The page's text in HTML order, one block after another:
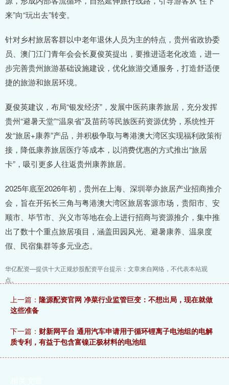
来”向“玩出去”转变。
针对乡村旅居客群以中老年退休人员为主的特点，贵州省政协委
员、澳门江门青年会会长夏俊英提出，要推进适老化改造，进一
步完善贵州旅游基础设施建设，优化旅游交通服务，打造舒适便
捷的旅游和旅居环境。
夏俊英建议，布局“银发经济”，发展中医药康养旅居，充分发挥
贵州“避暑天堂”“温泉省”及苗药等民族医药资源优势，系统性开
发“旅居+康养”产品，并积极争取与粤港澳大湾区实现福利政策衔
接，降低康养旅居医疗等成本，以消费优惠的方式推出“旅居
卡”，吸引更多人往返贵州康养旅居。
2025年底至2026年初，贵州在上海、深圳举办旅居产业招商推介
会，旨在开拓长三角与粤港澳大湾区旅居客源市场，贵阳市、安
顺市、毕节市、兴义市等地在会上进行招商与资源推介，集中推
出了数十个重点旅居项目，涵盖田园风光、避暑康养、温泉度
假、民宿集群等多元业态。
华亿配资—提供十大正规炒股配资平台提示：文章来自网络，不代表本站观
点。
上一篇： 隆源配资官网 净菜行业监管巨变：不想出局，现在就做
这些准备
下一篇： 财新网平台 通用汽车申请用于循环锂离子电池组的电解
质专利，有益于包含富镍正极材料的电池组